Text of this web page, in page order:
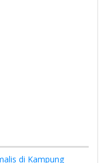
di Kampung